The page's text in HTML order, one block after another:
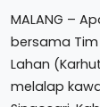
MALANG –
bersama
Lahan
melalap